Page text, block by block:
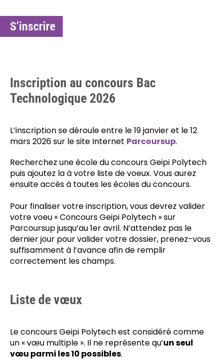
S’inscrire
Inscription au concours Bac
Technologique 2026
L’inscription se déroule entre le 19 janvier et le 12
mars 2026 sur le site Internet Parcoursup.
Recherchez une école du concours Geipi Polytech
puis ajoutez la à votre liste de voeux. Vous aurez
ensuite accès à toutes les écoles du concours.
Pour finaliser votre inscription, vous devrez valider
votre voeu « Concours Geipi Polytech » sur
Parcoursup jusqu’au 1er avril. N’attendez pas le
dernier jour pour valider votre dossier, prenez-vous
suffisamment à l’avance afin de remplir
correctement les champs.
Liste de vœux
Le concours Geipi Polytech est considéré comme
un « vœu multiple ». Il ne représente qu’un seul
vœu parmi les 10 possibles.